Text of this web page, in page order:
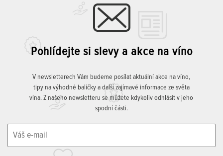
Pohlídejte si slevy a akce na víno
V newsletterech Vám budeme posílat aktuální akce na víno,
tipy na výhodné balíčky a další zajímavé informace ze světa
vína. Z našeho newsletteru se můžete kdykoliv odhlásit v jeho
spodní části.